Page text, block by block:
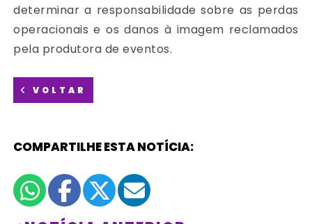
determinar a responsabilidade sobre as perdas
operacionais e os danos à imagem reclamados
pela produtora de eventos.
VOLTAR
COMPARTILHE ESTA NOTÍCIA: